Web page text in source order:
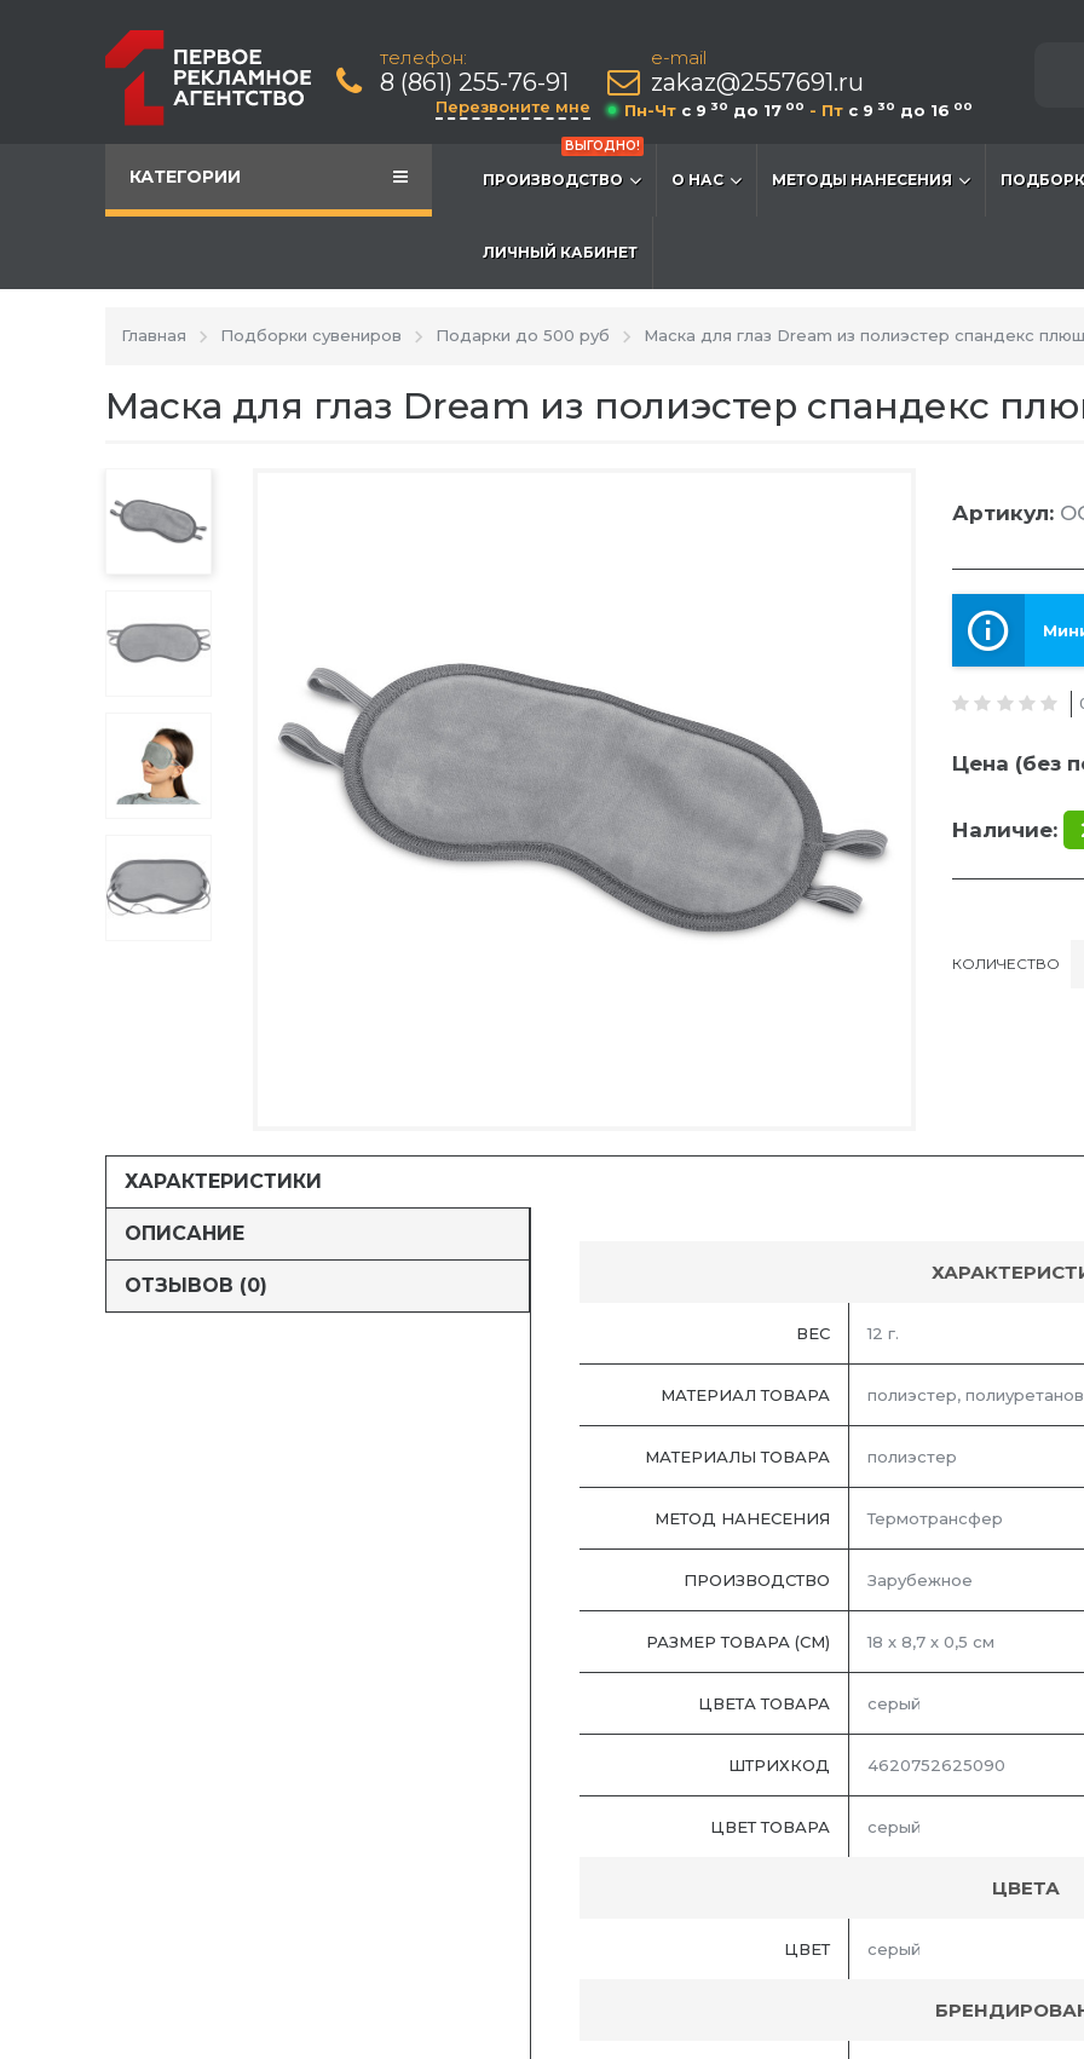
телефон:
8 (861) 255-76-91
Перезвоните мне
e-mail
zakaz@2557691.ru
Пн-Чт c 9 30 до 17 00 - Пт c 9 30 до 16 00
КАТЕГОРИИ
ВЫГОДНО!
ПРОИЗВОДСТВО О НАС МЕТОДЫ НАНЕСЕНИЯ
ЛИЧНЫЙ КАБИНЕТ
Главная Подборки сувениров Подарки до 500 руб Маска для глаз Dream из полиэстер спандекс
Маска для глаз Dream из полиэстер спандекс
Артикул:
Цена (без
Наличие:
КОЛИЧЕСТВО
ХАРАКТЕРИСТИКИ
ОПИСАНИЕ
ОТЗЫВОВ (0)
ВЕС 12 г.
МАТЕРИАЛ ТОВАРА полиэстер,
МАТЕРИАЛЫ ТОВАРА полиэстер
МЕТОД НАНЕСЕНИЯ Термотрансфер
ПРОИЗВОДСТВО Зарубежное
РАЗМЕР ТОВАРА (СМ) 18 х 8,7 х 0,5 см
ЦВЕТА ТОВАРА серый
ШТРИХКОД 4620752625090
ЦВЕТ ТОВАРА серый
ЦВЕТА
ЦВЕТ серый